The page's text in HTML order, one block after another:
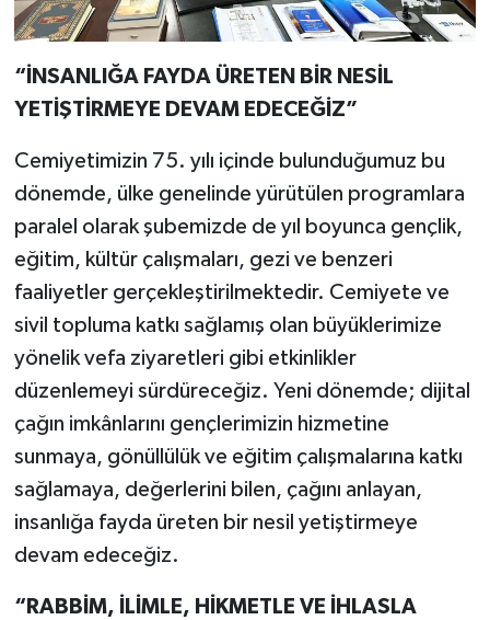
“İNSANLIĞA FAYDA ÜRETEN BİR NESİL
YETİŞTİRMEYE DEVAM EDECEĞİZ”
Cemiyetimizin 75. yılı içinde bulunduğumuz bu
dönemde, ülke genelinde yürütülen programlara
paralel olarak şubemizde de yıl boyunca gençlik,
eğitim, kültür çalışmaları, gezi ve benzeri
faaliyetler gerçekleştirilmektedir. Cemiyete ve
sivil topluma katkı sağlamış olan büyüklerimize
yönelik vefa ziyaretleri gibi etkinlikler
düzenlemeyi sürdüreceğiz. Yeni dönemde; dijital
çağın imkânlarını gençlerimizin hizmetine
sunmaya, gönüllülük ve eğitim çalışmalarına katkı
sağlamaya, değerlerini bilen, çağını anlayan,
insanlığa fayda üreten bir nesil yetiştirmeye
devam edeceğiz.
“RABBİM, İLİMLE, HİKMETLE VE İHLASLA